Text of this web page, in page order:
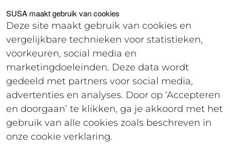
SUSA maakt gebruik van cookies
Deze site maakt gebruik van cookies en
vergelijkbare technieken voor statistieken,
voorkeuren, social media en
marketingdoeleinden. Deze data wordt
gedeeld met partners voor social media,
advertenties en analyses. Door op ‘Accepteren
en doorgaan’ te klikken, ga je akkoord met het
gebruik van alle cookies zoals beschreven in
onze cookie verklaring.
Voor studenten Voor werkgevers
Login
Aan een (bij)baan
3 april 2021
Leestijd: 4 minuten